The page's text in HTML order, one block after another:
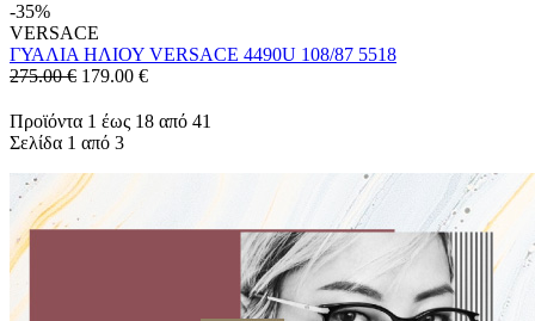
-35%
VERSACE
ΓΥΑΛΙΑ ΗΛΙΟΥ VERSACE 4490U 108/87 5518
275.00 € 179.00 €
Προϊόντα 1 έως 18 από 41
Σελίδα 1 από 3